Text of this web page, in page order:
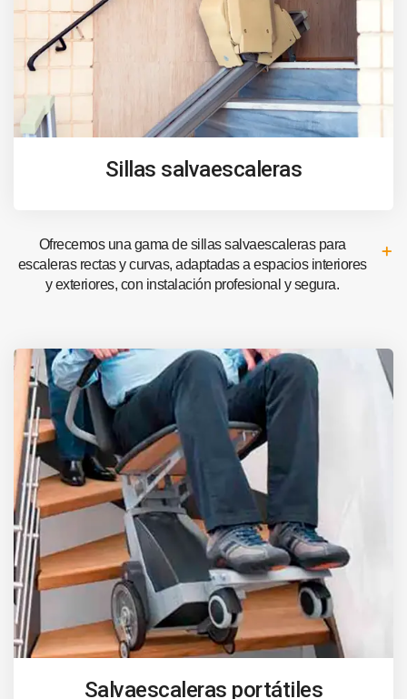
Sillas salvaescaleras
Ofrecemos una gama de sillas salvaescaleras para
escaleras rectas y curvas, adaptadas a espacios interiores
y exteriores, con instalación profesional y segura.
Salvaescaleras portátiles